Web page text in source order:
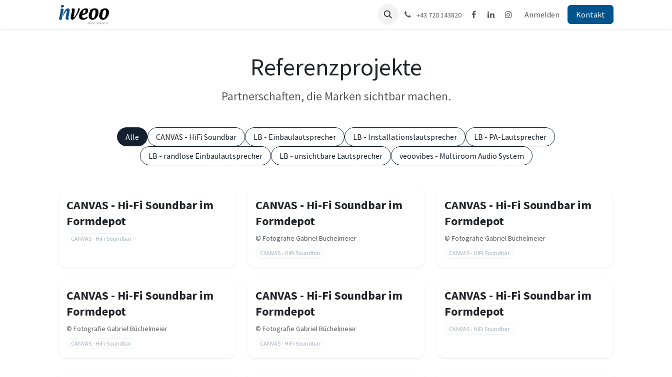
Zum Inhalt springen
+43 720 143820 Anmelden Kontakt
Referenzprojekte
Partnerschaften, die Marken sichtbar machen.
Alle CANVAS - HiFi Soundbar LB - Einbaulautsprecher LB - Installationslautsprecher
LB - PA-Lautsprecher
LB - randlose Einbaulautsprecher
LB - unsichtbare Lautsprecher veoovibes - Multiroom Audio System
CANVAS - Hi-Fi Soundbar im
Formdepot
CANVAS - HiFi Soundbar
CANVAS - Hi-Fi Soundbar im
Formdepot
© Fotografie Gabriel Büchelmeier
CANVAS - HiFi Soundbar
CANVAS - Hi-Fi Soundbar im
Formdepot
© Fotografie Gabriel Büchelmeier
CANVAS - HiFi Soundbar
CANVAS - Hi-Fi Soundbar im
Formdepot
© Fotografie Gabriel Büchelmeier
CANVAS - HiFi Soundbar
CANVAS - Hi-Fi Soundbar im
Formdepot
© Fotografie Gabriel Büchelmeier
CANVAS - HiFi Soundbar
CANVAS - Hi-Fi Soundbar im
Formdepot
CANVAS - HiFi Soundbar